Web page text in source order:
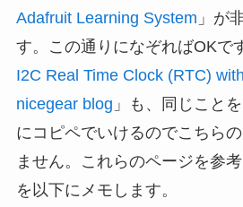
Adafruit Learning System 」が
す。この通りになぞればOKで
I2C Real Time Clock (RTC)
nicegear blog 」も、同じこと
にコピペでいけるのでこちら
ません。これらのページを参
を以下にメモします。